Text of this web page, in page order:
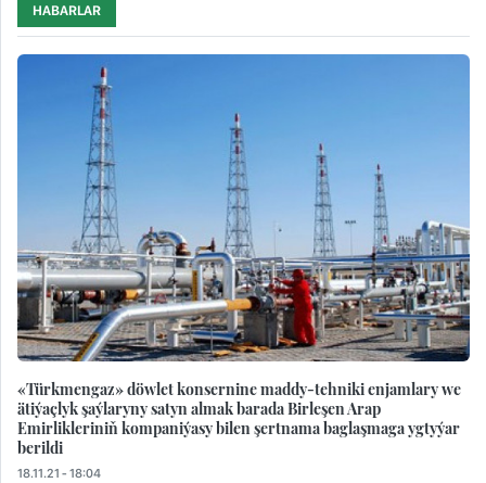
HABARLAR
«Türkmengaz» döwlet konsernine maddy-tehniki enjamlary we
ätiýaçlyk şaýlaryny satyn almak barada Birleşen Arap
Emirlikleriniň kompaniýasy bilen şertnama baglaşmaga ygtyýar
berildi
18.11.21 - 18:04